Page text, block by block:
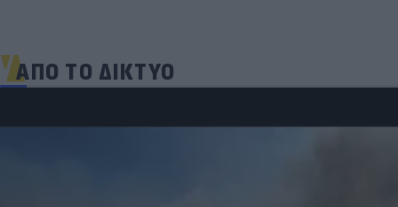
ΑΠΟ ΤΟ ΔΙΚΤΥΟ